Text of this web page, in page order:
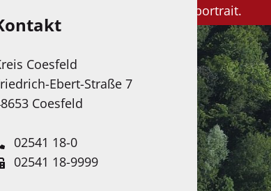
Kreisportrait
Web-Seite in
Das
Coesfeld
Ebert-Straße 7
Coesfeld
02541 18-0
02541 18-9999